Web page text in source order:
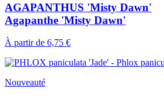
AGAPANTHUS 'Misty Dawn'
Agapanthe 'Misty Dawn'
À partir de 6,75 €
Nouveauté